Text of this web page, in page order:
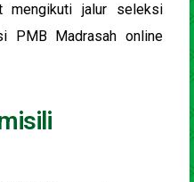
mengikuti jalur seleksi
PMB Madrasah online